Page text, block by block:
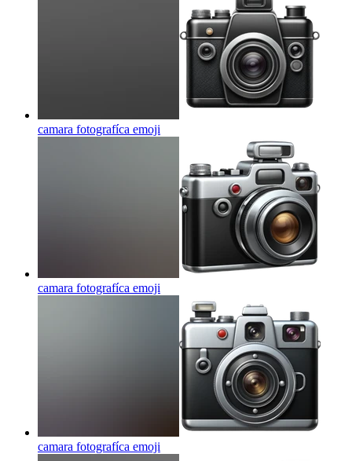
camara fotografíca emoji
camara fotografíca emoji
camara fotografíca emoji